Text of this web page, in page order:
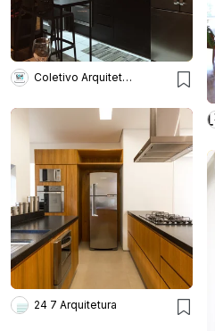
Coletivo Arquitetura
24 7 Arquitetura